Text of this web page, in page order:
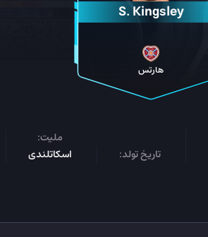
S. Kingsley
هارتس
تاریخ تولد:
ملیت:
اسکاتلندی